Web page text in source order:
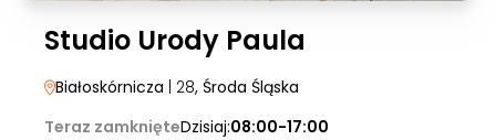
Studio Urody Paula
Białoskórnicza | 28, Środa Śląska
Teraz zamknięteDzisiaj:08:00-17:00